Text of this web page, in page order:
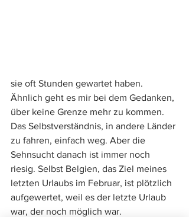
sie oft Stunden gewartet haben.
Ähnlich geht es mir bei dem Gedanken,
über keine Grenze mehr zu kommen.
Das Selbstverständnis, in andere Länder
zu fahren, einfach weg. Aber die
Sehnsucht danach ist immer noch
riesig. Selbst Belgien, das Ziel meines
letzten Urlaubs im Februar, ist plötzlich
aufgewertet, weil es der letzte Urlaub
war, der noch möglich war.